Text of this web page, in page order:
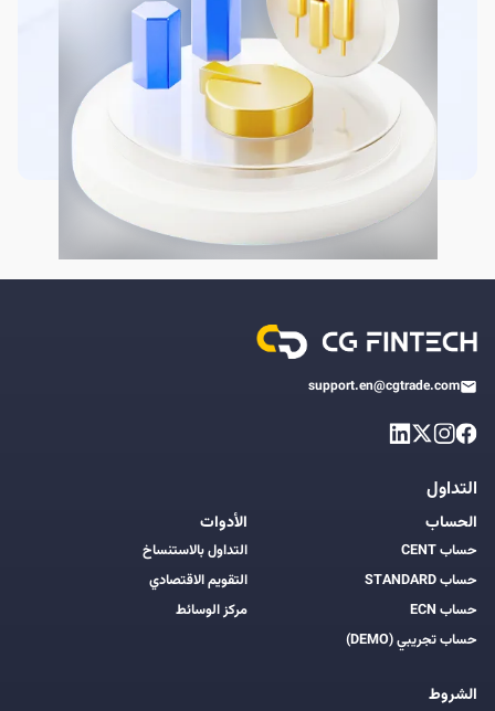
support.en@cgtrade.com
التداول
الحساب
حساب CENT
حساب STANDARD
حساب ECN
حساب تجريبي (DEMO)
الشروط
الأدوات
التداول بالاستنساخ
التقويم الاقتصادي
مركز الوسائط